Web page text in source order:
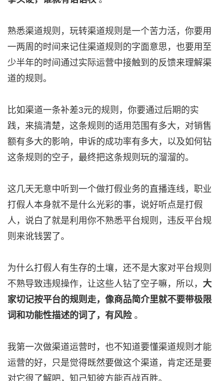
熟悉渠道规则，玩转渠道规则是一个苦力活，你要用
一两周的时间来记住渠道规则的字面意思，也要用至
少半年的时间通过实际运营中接触到的反馈来理解渠
道的规则。
比如渠道一条补差3元的规则，你要通过后期的实
践，来搞清楚，这条规则的适用范围有多大，对销售
额有多大的影响，申诉的成功率有多大，以及如何钻
这条规则的空子，最终把这条规则玩的溜溜的。
这几天无意中听到一个做打假业务的直播连线，职业
打假人本身就不是什么光彩的事，说好听点是打假
人，说白了就是利用你不熟悉平台规则，违反平台规
则来讹钱罢了。
为什么打假人有生存的土壤，还不是大家对平台规则
不熟导致违规操作，让这些人钻了空子嘛，所以， 大
家切记按平台的规则走，像商品简介里就不要带极限
词和功能性描述的词了，有风险。
我第一次做渠道运营时，也不知道要懂渠道规则才能
运营的好，只是觉得既然要做这个渠道，肯定还是要
对它很了解吧，知己知彼方能百战百胜。